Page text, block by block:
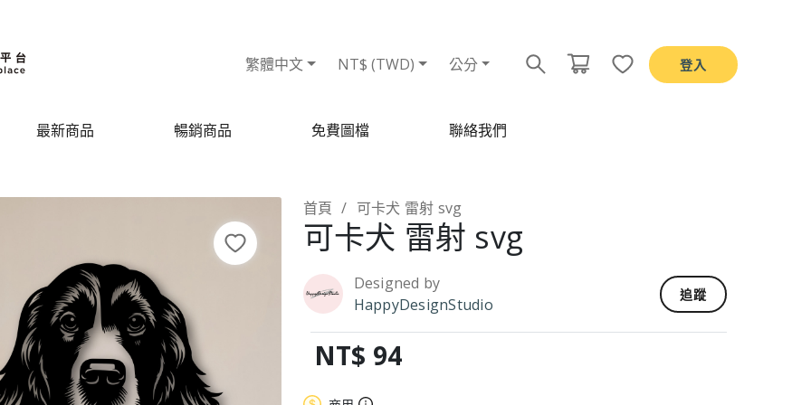
繁體中文 NT$ (TWD) 公分 登入
最新商品 暢銷商品 免費圖檔 聯絡我們
首頁 可卡犬 雷射 svg
可卡犬 雷射 svg
Designed by
HappyDesignStudio
追蹤
NT$ 94